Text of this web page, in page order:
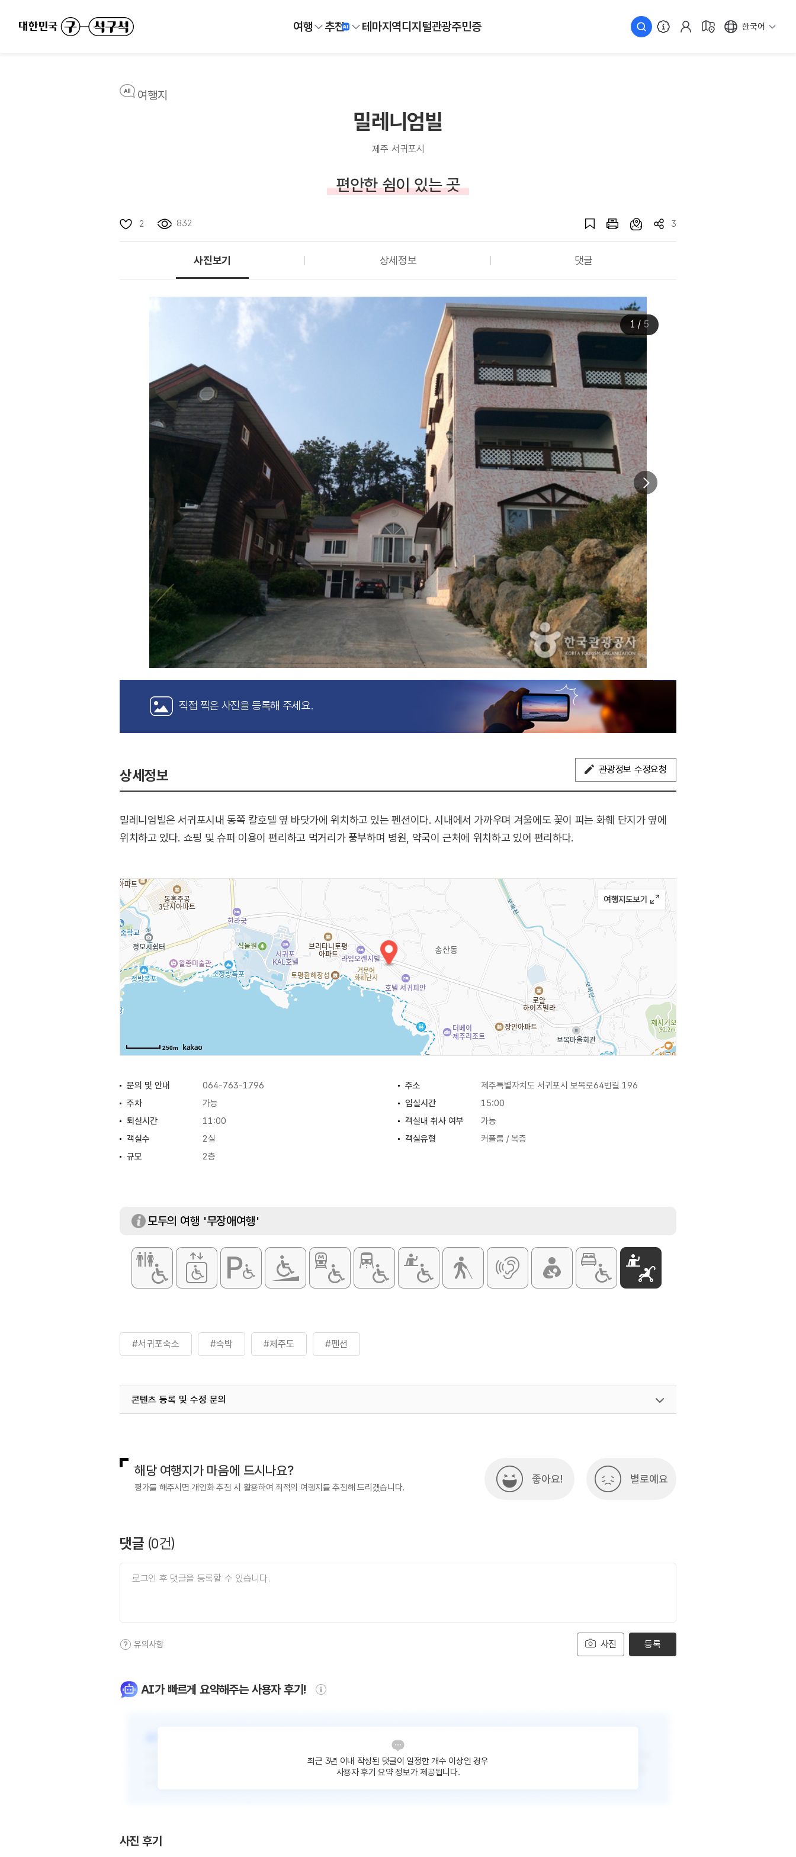
여행 추천 테마지역디지털관광주민증 한국어
여행지
밀레니엄빌
제주 서귀포시
편안한 쉼이 있는 곳
2 832 3
사진보기 상세정보 댓글
1 / 5
직접 찍은 사진을 등록해 주세요.
상세정보 관광정보 수정요청
밀레니엄빌은 서귀포시내 동쪽 칼호텔 옆 바닷가에 위치하고 있는 펜션이다. 시내에서 가까우며 겨울에도 꽃이 피는 화훼 단지가 옆에
위치하고 있다. 쇼핑 및 슈퍼 이용이 편리하고 먹거리가 풍부하며 병원, 약국이 근처에 위치하고 있어 편리하다.
250m
문의 및 안내 064-763-1796 주소
제주특별자치도 서귀포시 보목로64번길 196
주차
가능 입실시간
15:00
퇴실시간
11:00 객실내 취사 여부
가능
객실수
2실 객실유형
커플룸 / 복층
규모
2층
모두의 여행 '무장애여행'
#서귀포숙소 #숙박 #제주도 #펜션
콘텐츠 등록 및 수정 문의
해당 여행지가 마음에 드시나요?
평가를 해주시면 개인화 추천 시 활용하여 최적의 여행지를 추천해 드리겠습니다.
좋아요! 별로예요
댓글 (0건)
사진
유의사항 등록
AI가 빠르게 요약해주는 사용자 후기!
최근 3년 이내 작성된 댓글이 일정한 개수 이상인 경우
사용자 후기 요약 정보가 제공됩니다.
사진 후기